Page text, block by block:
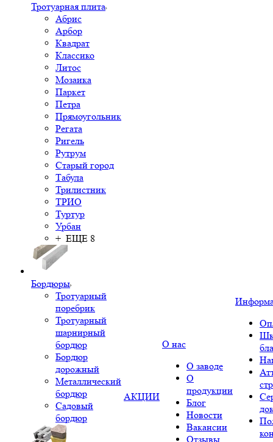
Тротуарная плита
Абрис
Арбор
Квадрат
Классико
Литос
Мозаика
Паркет
Петра
Прямоугольник
Регата
Ригель
Рутрум
Старый город
Табула
Трилистник
ТРИО
Туртур
Урбан
+ ЕЩЕ 8
Бордюры
Тротуарный
поребрик
Тротуарный
шарнирный
бордюр
Бордюр
дорожный
Металлический
бордюр
Садовый
бордюр
АКЦИИ
О нас
О заводе
О
продукции
Блог
Новости
Вакансии
Отзывы